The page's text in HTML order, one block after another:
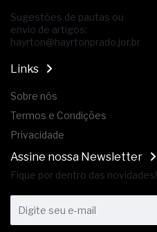
Sugestões de pautas ou
envio de artigos:
hayrton@hayrtonprado.jor.br
Links
Sobre nós
Termos e Condições
Privacidade
Assine nossa Newsletter
Fique por dentro das novidades!